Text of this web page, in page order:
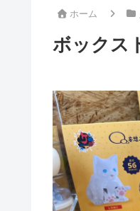
ホーム
ボックス